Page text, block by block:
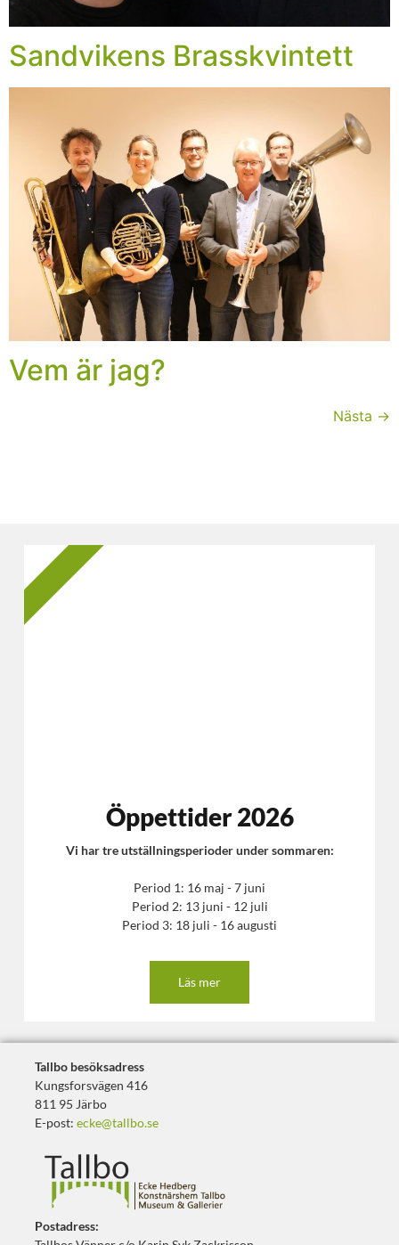
Sandvikens Brasskvintett
Vem är jag?
Nästa →
Öppettider 2026
Vi har tre utställningsperioder under sommaren:
Period 1: 16 maj - 7 juni
Period 2: 13 juni - 12 juli
Period 3: 18 juli - 16 augusti
Läs mer
2025
Tallbo besöksadress
Kungsforsvägen 416
811 95 Järbo
E-post: ecke@tallbo.se
Postadress: